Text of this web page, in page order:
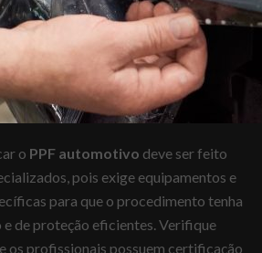
o PPF automotivo deve ser feito
pois exige equipamentos e
para que o procedimento tenha
de proteção eficientes. Verifique
os profissionais possuem certificação